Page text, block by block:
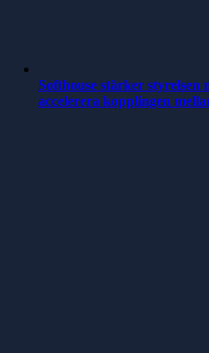
Softhouse stärker
accelerera kopplingen